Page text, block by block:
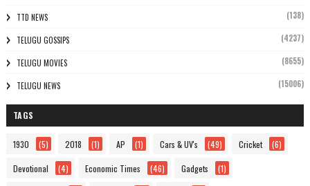
TTD NEWS (138)
TELUGU GOSSIPS (4237)
TELUGU MOVIES (8655)
TELUGU NEWS (15006)
TAGS
1930 (5) 2018 (1) AP (1) Cars & UV's (49) Cricket (6)
Devotional (4) Economic Times (46) Gadgets (1)